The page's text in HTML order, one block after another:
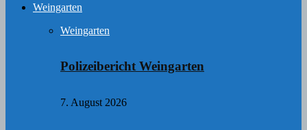
Weingarten
Weingarten
Polizeibericht Weingarten
7. August 2026